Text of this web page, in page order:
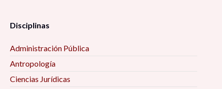
Disciplinas
Administración Pública
Antropología
Ciencias Jurídicas